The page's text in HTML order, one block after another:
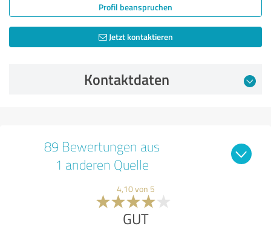
Profil beanspruchen
Jetzt kontaktieren
Kontaktdaten
89 Bewertungen aus
1 anderen Quelle
4,10 von 5
GUT